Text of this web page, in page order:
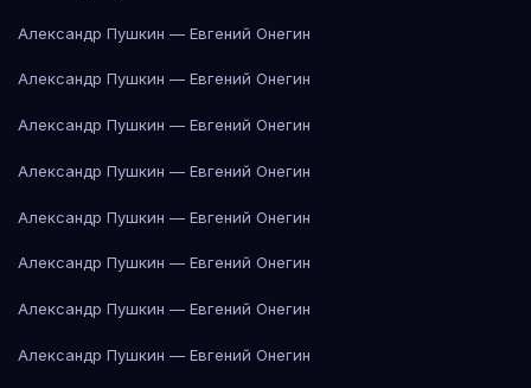
Александр Пушкин — Евгений Онегин
Александр Пушкин — Евгений Онегин
Александр Пушкин — Евгений Онегин
Александр Пушкин — Евгений Онегин
Александр Пушкин — Евгений Онегин
Александр Пушкин — Евгений Онегин
Александр Пушкин — Евгений Онегин
Александр Пушкин — Евгений Онегин